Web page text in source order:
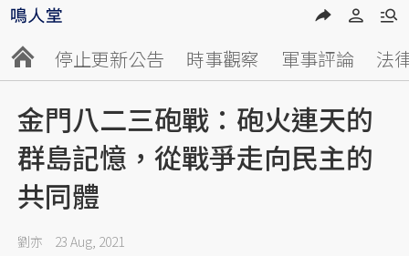
停止更新公告 時事觀察 軍事評論 法
金門八二三砲戰：砲火連天的
群島記憶，從戰爭走向民主的
共同體
劉亦 23 Aug, 2021